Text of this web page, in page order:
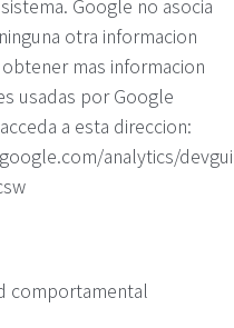
Google no asocia
otra informacion
mas informacion
usadas por Google
a esta direccion:
analytics/
comportamental